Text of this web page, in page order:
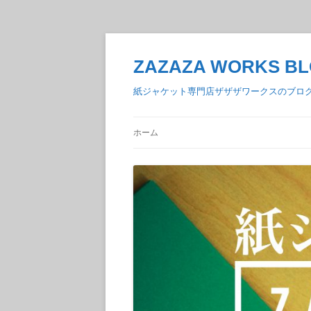
ZAZAZA WORKS
紙ジャケット専門店ザザザワークスのブロ
ホーム